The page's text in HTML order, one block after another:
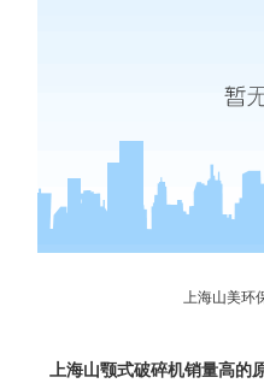
上海山美环保
上海山颚式破碎机销量高的